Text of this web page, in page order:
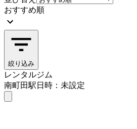
おすすめ順
絞り込み
レンタルジム
南町田駅日時：未設定